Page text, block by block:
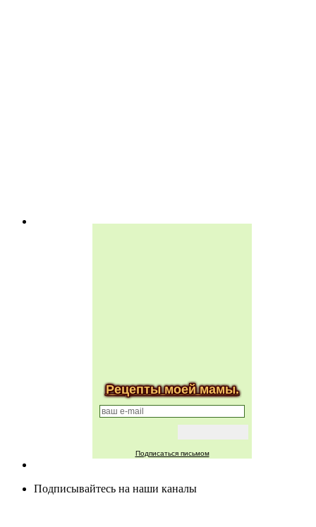
Рецепты моей мамы.
Подписаться письмом
Подписывайтесь на наши каналы